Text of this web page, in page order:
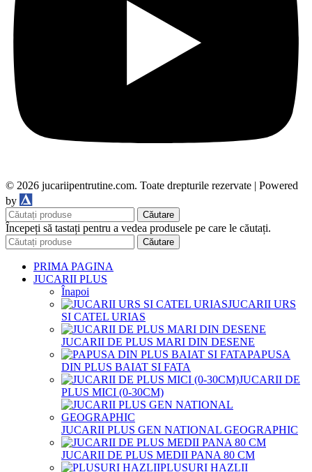
© 2026 jucariipentrutine.com. Toate drepturile rezervate | Powered
by
Căutare
Începeți să tastați pentru a vedea produsele pe care le căutați.
Căutare
PRIMA PAGINA
JUCARII PLUS
Înapoi
JUCARII URS
SI CATEL URIAS
JUCARII DE PLUS MARI DIN DESENE
PAPUSA
DIN PLUS BAIAT SI FATA
JUCARII DE
PLUS MICI (0-30CM)
JUCARII PLUS GEN NATIONAL GEOGRAPHIC
JUCARII DE PLUS MEDII PANA 80 CM
PLUSURI HAZLII